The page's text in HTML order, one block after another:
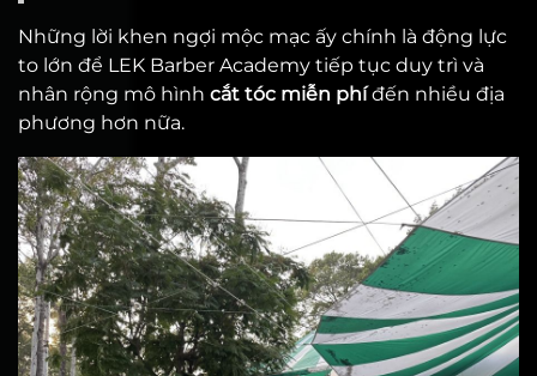
Những lời khen ngợi mộc mạc ấy chính là động lực
to lớn để LEK Barber Academy tiếp tục duy trì và
nhân rộng mô hình cắt tóc miễn phíđến nhiều địa
phương hơn nữa.